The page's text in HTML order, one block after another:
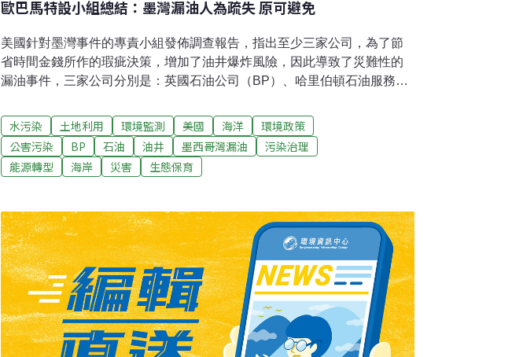
歐巴馬特設小組總結：墨灣漏油人為疏失 原可避免
美國針對墨灣事件的專責小組發佈調查報告，指出至少三家公司，為了節
省時間金錢所作的瑕疵決策，增加了油井爆炸風險，因此導致了災難性的
漏油事件，三家公司分別是：英國石油公司（BP）、哈里伯頓石油服務公
石油的深水地平線(Deepwater Horizon)漏油事件是「可避免的」，並且，
追根究柢而言，可以說是「管理疏失」。這個跨黨派小組並譴責聯邦政
府，發現聯邦法律並沒有辦法解決密西西比三角洲東南方60公里英國石油
的馬康多(Macondo)油井爆炸事件的關鍵議題。BP是一家英國石油公司，
海床底下5,500公尺深的石油。哈里伯頓則承包以水泥密封完成測試的油井
工程項目。在2010年4月20日的時候，油井爆炸導致11名勞工死亡，另外
17名勞工嚴重受傷，並且
水污染 土地利用 環境監測 美國 海洋
環境政策
公害污染
BP 石油 油井 墨西哥灣漏油
污染治理
能源轉型
海岸 災害 生態保育